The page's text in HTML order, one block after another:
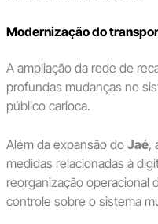
Modernização do
A ampliação da rede de
profundas mudanças no
público carioca.
Além da expansão do Jaé,
medidas relacionadas à
reorganização operacional
controle sobre o sistema